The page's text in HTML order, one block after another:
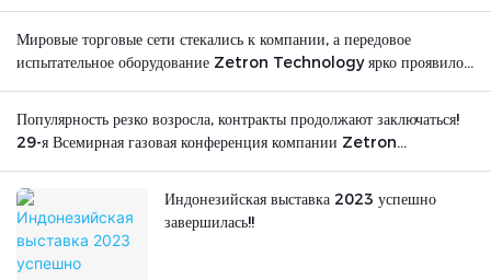
Мировые торговые сети стекались к компании, а передовое
испытательное оборудование Zetron Technology ярко проявило
Популярность резко возросла, контракты продолжают заключаться!
29-я Всемирная газовая конференция компании Zetron
Индонезийская выставка 2023 успешно
завершилась!!